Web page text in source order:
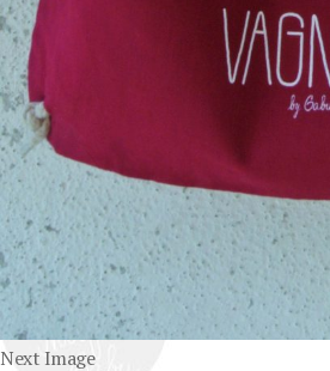
Next Image